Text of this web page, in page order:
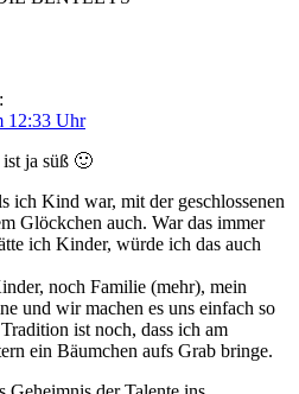
12:33 Uhr
ja süß 🙂
ich Kind war, mit der geschlossenen
Glöckchen auch. War das immer
ich Kinder, würde ich das auch
noch Familie (mehr), mein
und wir machen es uns einfach so
ist noch, dass ich am
ein Bäumchen aufs Grab bringe.